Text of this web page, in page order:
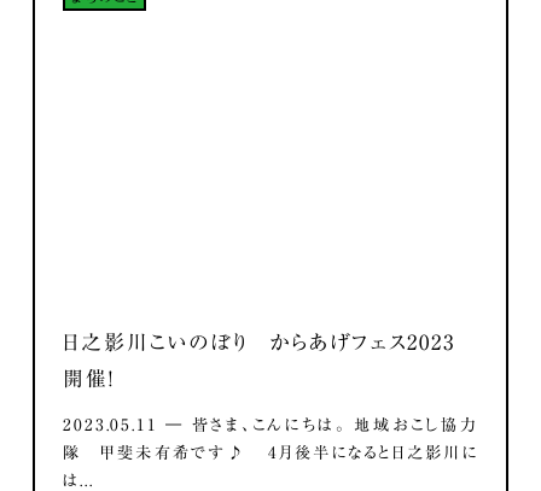
日之影川こいのぼり からあげフェス2023
開催！
2023.05.11 ― 皆さま、こんにちは。 地域おこし協力
隊 甲斐未有希です♪ 4月後半になると日之影川に
は...